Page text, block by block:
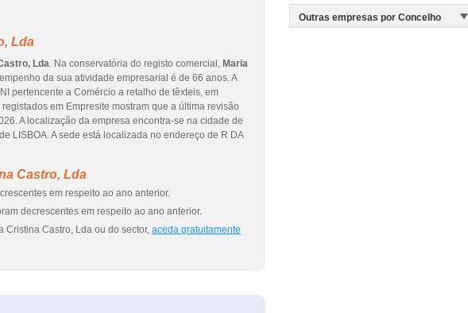
Lda
Lda. Na conservatória do registo comercial, Maria
da sua atividade empresarial é de 66 anos. A
pertencente a Comércio a retalho de têxteis, em
em Empresite mostram que a última revisão
A localização da empresa encontra-se na cidade de
LISBOA. A sede está localizada no endereço de R DA
Castro, Lda
em respeito ao ano anterior.
decrescentes em respeito ao ano anterior.
Cristina Castro, Lda ou do sector, aceda gratuitamente